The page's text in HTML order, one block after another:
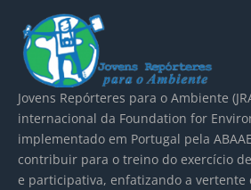
Jovens Repórteres para o Ambiente
internacional da Foundation for
implementado em Portugal pela ABAAE
contribuir para o treino do exercício
e participativa, enfatizando a vertente